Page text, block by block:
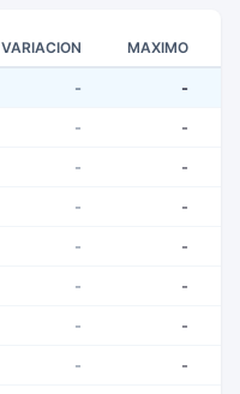
VARIACION MAXIMO
- -
- -
- -
- -
- -
- -
- -
- -